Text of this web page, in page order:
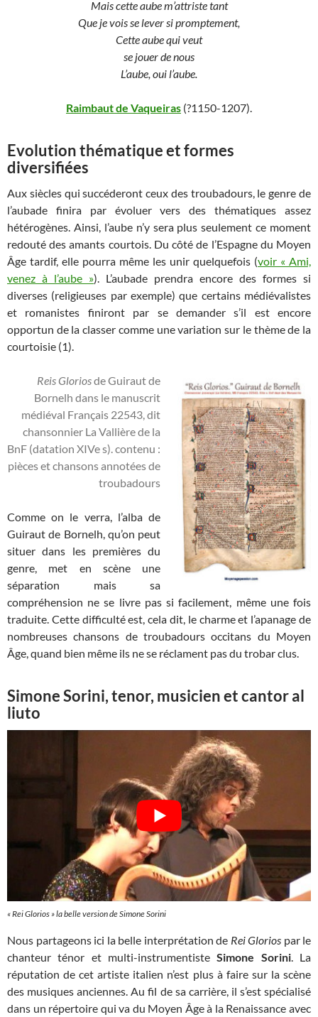
Mais cette aube m’attriste tant
Que je vois se lever si promptement,
Cette aube qui veut
se jouer de nous
L’aube, oui l’aube.
Raimbaut de Vaqueiras (?1150-1207).
Evolution thématique et formes
diversifiées
Aux siècles qui succéderont ceux des troubadours, le genre de
l’aubade finira par évoluer vers des thématiques assez
hétérogènes. Ainsi, l’aube n’y sera plus seulement ce moment
redouté des amants courtois. Du côté de l’Espagne du Moyen
Âge tardif, elle pourra même les unir quelquefois (voir « Ami,
venez à l’aube »). L’aubade prendra encore des formes si
diverses (religieuses par exemple) que certains médiévalistes
et romanistes finiront par se demander s’il est encore
opportun de la classer comme une variation sur le thème de la
courtoisie (1).
Reis Gloriosde Guiraut de
Bornelh dans le manuscrit
médiéval Français 22543, dit
chansonnier La Vallière de la
BnF (datation XIVe s). contenu :
pièces et chansons annotées de
troubadours
Comme on le verra, l’alba de
Guiraut de Bornelh, qu’on peut
situer dans les premières du
genre, met en scène une
séparation mais sa
compréhension ne se livre pas si facilement, même une fois
traduite. Cette difficulté est, cela dit, le charme et l’apanage de
nombreuses chansons de troubadours occitans du Moyen
Âge, quand bien même ils ne se réclament pas du trobar clus.
Simone Sorini, tenor, musicien et cantor al
liuto
«Rei Glorios» la belle version de Simone Sorini
Nous partageons ici la belle interprétation de Rei Glorios par le
chanteur ténor et multi-instrumentisteSimone Sorini. La
réputation de cet artiste italien n’est plus à faire sur la scène
des musiques anciennes. Au fil de sa carrière, il s’est spécialisé
dans un répertoire qui va du Moyen Âge à la Renaissance avec